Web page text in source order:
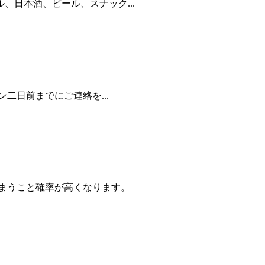
日本酒、ビール、スナック...
二日前までにご連絡を...
こと確率が高くなります。